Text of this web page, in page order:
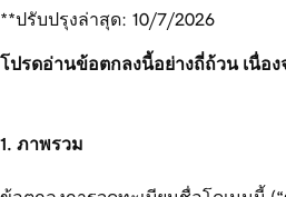
**ปรับปรุงล่าสุด: 10/7/2026
โปรดอ่านข้อตกลงนี้อย่างถี่ถ้วน เนื่อ
1. ภาพรวม